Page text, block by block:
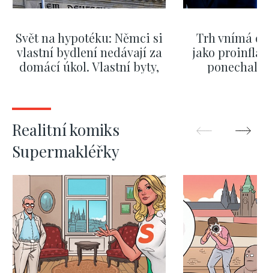
Svět na hypotéku: Němci si
vlastní bydlení nedávají za
domácí úkol. Vlastní byty,
Trh vnímá
jako
ponechali
Realitní komiks
Supermakléřky